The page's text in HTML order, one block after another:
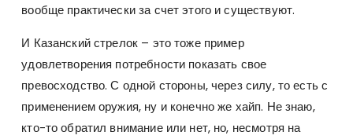
вообще практически за счет этого и существуют.
И Казанский стрелок – это тоже пример
удовлетворения потребности показать свое
превосходство. С одной стороны, через силу, то есть с
применением оружия, ну и конечно же хайп. Не знаю,
кто-то обратил внимание или нет, но, несмотря на